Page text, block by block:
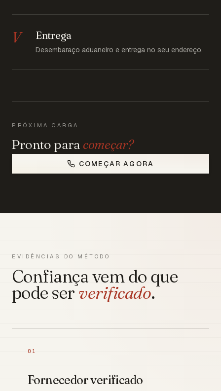
V Entrega
Desembaraço aduaneiro e entrega no seu endereço.
PRÓXIMA CARGA
Pronto para começar?
COMEÇAR AGORA
EVIDÊNCIAS DO MÉTODO
Confiança vem do que
pode serverificado.
01
Fornecedor verificado